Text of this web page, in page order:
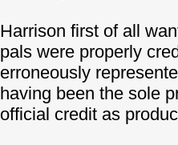
Harrison first of all
pals were properly
erroneously
having been the sole
official credit as